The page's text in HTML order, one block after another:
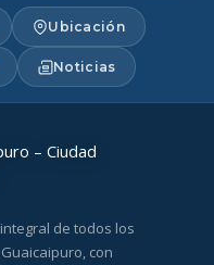
Ubicación
Noticias
de todos los
con